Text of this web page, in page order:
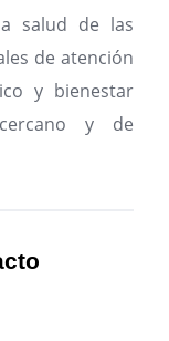
salud de las
de atención
y bienestar
y de